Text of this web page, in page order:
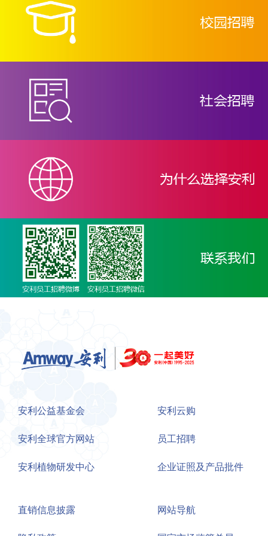
安利公益基金会
安利全球官方网站
安利植物研发中心
安利云购
员工招聘
企业证照及产品批件
直销信息披露 网站导航